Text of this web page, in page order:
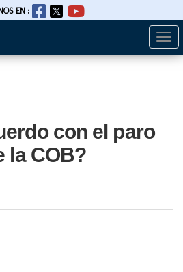
EN :
con el paro
la COB?